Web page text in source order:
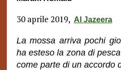
30 aprile 2019, Al Jazeera
La mossa arriva pochi
ha esteso la zona di
come parte di un accordo